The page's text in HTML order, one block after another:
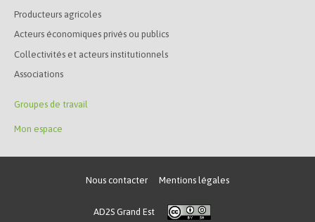
Producteurs agricoles
Acteurs économiques privés ou publics
Collectivités et acteurs institutionnels
Associations
Groupes de travail
Mon espace
Nous contacter Mentions légales
AD2S Grand Est